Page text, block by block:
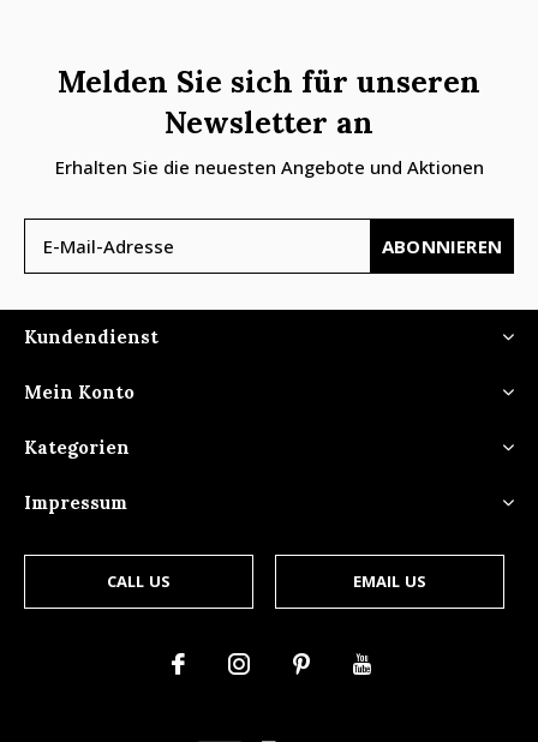
Melden Sie sich für unseren
Newsletter an
Erhalten Sie die neuesten Angebote und Aktionen
ABONNIEREN
Kundendienst
Mein Konto
Kategorien
Impressum
CALL US EMAIL US